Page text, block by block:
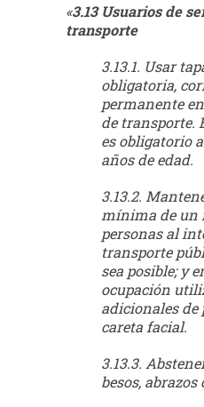
«3.13 Usuarios de
transporte
3.13.1. Usar
obligatoria,
permanente
de transporte.
es obligatorio
años de edad.
3.13.2.
mínima de un
personas al
transporte
sea posible; y
ocupación
adicionales de
careta facial.
3.13.3.
besos,